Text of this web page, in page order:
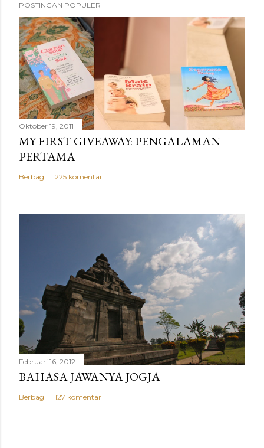
n
g
K
o
m
e
n
t
a
r
POSTINGAN POPULER
Oktober 19, 2011
MY FIRST GIVEAWAY: PENGALAMAN
PERTAMA
Berbagi 225 komentar
Februari 16, 2012
BAHASA JAWANYA JOGJA
Berbagi 127 komentar